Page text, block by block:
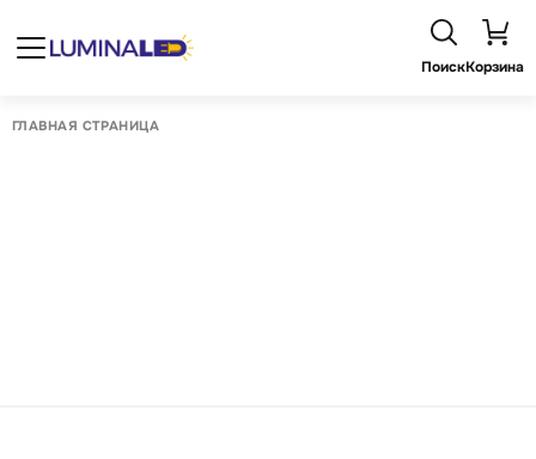
ПоискКорзина
ГЛАВНАЯ СТРАНИЦА